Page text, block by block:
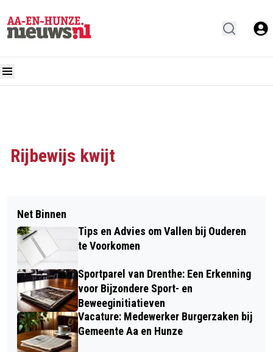
Rijbewijs kwijt
Net Binnen
Tips en Advies om Vallen bij Ouderen
te Voorkomen
Sportparel van Drenthe: Een Erkenning
voor Bijzondere Sport- en
Beweeginitiatieven
Vacature: Medewerker Burgerzaken bij
Gemeente Aa en Hunze